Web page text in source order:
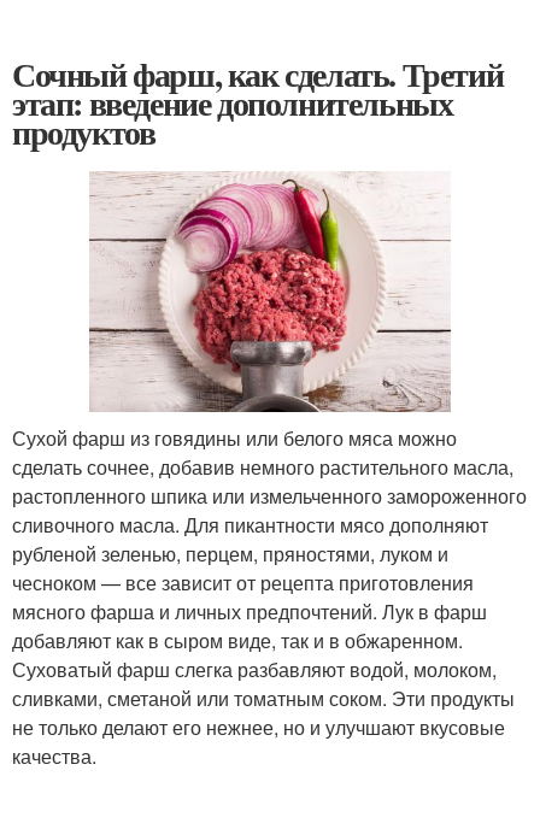
Сочный фарш, как сделать. Третий
этап: введение дополнительных
продуктов
Сухой фарш из говядины или белого мяса можно
сделать сочнее, добавив немного растительного масла,
растопленного шпика или измельченного замороженного
сливочного масла. Для пикантности мясо дополняют
рубленой зеленью, перцем, пряностями, луком и
чесноком — все зависит от рецепта приготовления
мясного фарша и личных предпочтений. Лук в фарш
добавляют как в сыром виде, так и в обжаренном.
Суховатый фарш слегка разбавляют водой, молоком,
сливками, сметаной или томатным соком. Эти продукты
не только делают его нежнее, но и улучшают вкусовые
качества.